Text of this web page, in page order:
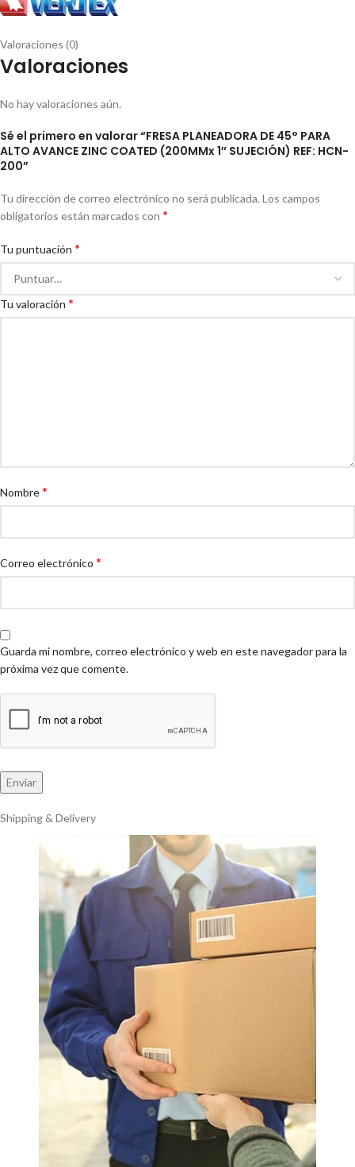
Valoraciones (0)
Valoraciones
No hay valoraciones aún.
Sé el primero en valorar “FRESA PLANEADORA DE 45° PARA
ALTO AVANCE ZINC COATED (200MMx 1″ SUJECIÓN) REF: HCN-
200”
Tu dirección de correo electrónico no será publicada. Los campos
obligatorios están marcados con *
Tu puntuación *
Tu valoración *
Nombre*
Correo electrónico *
Guarda mi nombre, correo electrónico y web en este navegador para la
próxima vez que comente.
Shipping & Delivery